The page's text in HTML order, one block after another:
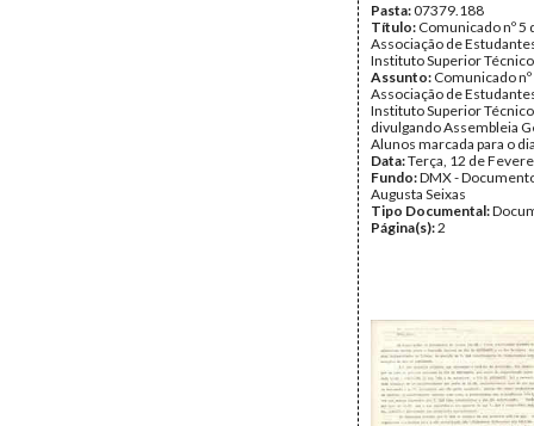
Pasta:07379.188
Título: Comunicado nº 5
Associação de
Instituto Superior Técnico
Assunto: Comunicado nº
Associação de
Instituto Superior Técnico
divulgando Assembleia
Alunos marcada para o
Data:Terça, 12 de
Fundo:DMX -
Augusta Seixas
Tipo Documental:
Página(s):2